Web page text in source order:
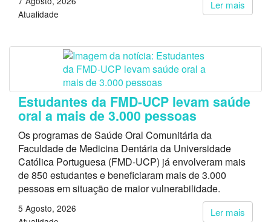
Ler mais
Atualidade
Estudantes da FMD-UCP levam saúde
oral a mais de 3.000 pessoas
Os programas de Saúde Oral Comunitária da
Faculdade de Medicina Dentária da Universidade
Católica Portuguesa (FMD-UCP) já envolveram mais
de 850 estudantes e beneficiaram mais de 3.000
pessoas em situação de maior vulnerabilidade.
Ler mais
5 Agosto, 2026